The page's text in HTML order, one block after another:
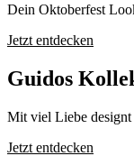
Dein Oktoberfest
Jetzt entdecken
Guidos
Mit viel Liebe designt
Jetzt entdecken